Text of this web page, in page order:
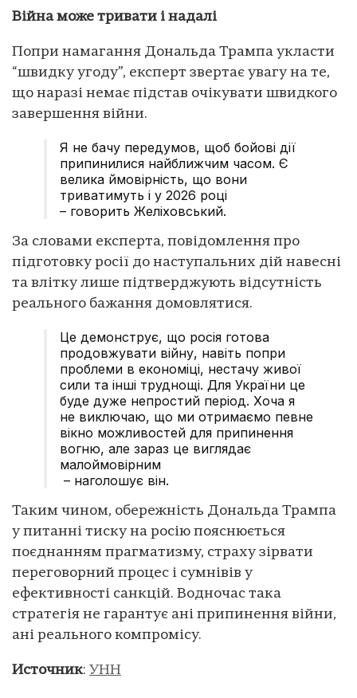
Війна може тривати і надалі
Попри намагання Дональда Трампа укласти
“швидку угоду”, експерт звертає увагу на те,
що наразі немає підстав очікувати швидкого
завершення війни.
Я не бачу передумов, щоб бойові дії
припинилися найближчим часом. Є
велика ймовірність, що вони
триватимуть і у 2026 році
– говорить Желіховський.
За словами експерта, повідомлення про
підготовку росії до наступальних дій навесні
та влітку лише підтверджують відсутність
реального бажання домовлятися.
Це демонструє, що росія готова
продовжувати війну, навіть попри
проблеми в економіці, нестачу живої
сили та інші труднощі. Для України це
буде дуже непростий період. Хоча я
не виключаю, що ми отримаємо певне
вікно можливостей для припинення
вогню, але зараз це виглядає
малоймовірним
– наголошує він.
Таким чином, обережність Дональда Трампа
у питанні тиску на росію пояснюється
поєднанням прагматизму, страху зірвати
переговорний процес і сумнівів у
ефективності санкцій. Водночас така
стратегія не гарантує ані припинення війни,
ані реального компромісу.
Источник: УНН